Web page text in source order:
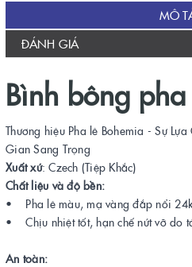
MÔ
ĐÁNH GIÁ
Bình bông
Thương hiệu Pha lê Bohemia - Sự
Gian Sang Trọng
Xuất xứ: Czech (Tiệp Khắc)
Chất liệu và độ bền:
• Pha lê màu, mạ vàng đắp nổi 24k
• Chịu nhiệt tốt, hạn chế nứt vỡ do
An toàn: